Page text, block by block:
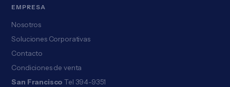
EMPRESA
Nosotros
Soluciones Corporativas
Contacto
Condiciones de venta
San Francisco Tel 394-9351